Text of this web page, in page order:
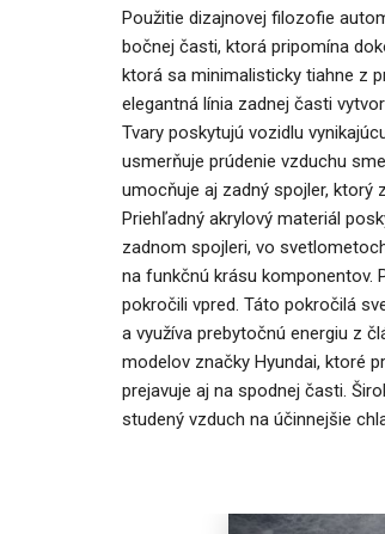
Použitie dizajnovej filozofie
bočnej časti, ktorá pripomína
ktorá sa minimalisticky tiahne z
elegantná línia zadnej časti
Tvary poskytujú vozidlu
usmerňuje prúdenie vzduchu
umocňuje aj zadný spojler, ktorý
Priehľadný akrylový materiál
zadnom spojleri, vo
na funkčnú krásu komponentov.
pokročili vpred. Táto pokročilá
a využíva prebytočnú energiu z
modelov značky Hyundai, ktoré
prejavuje aj na spodnej časti.
studený vzduch na účinnejšie
Nový
gény
Majo Bona